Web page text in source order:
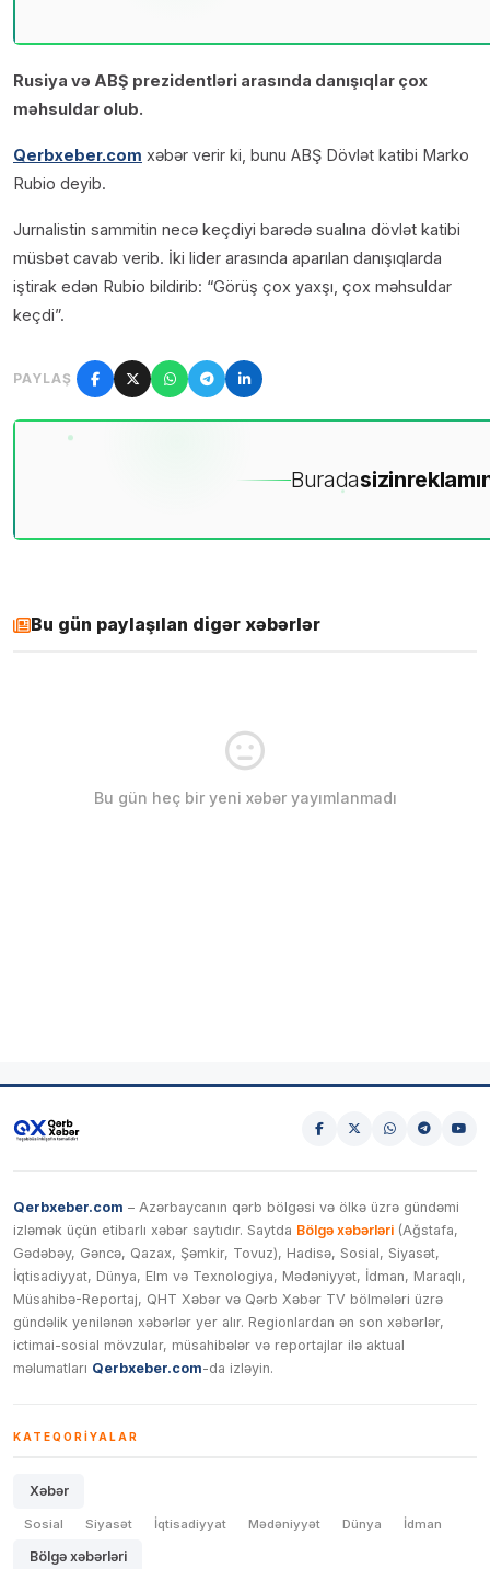
Rusiya və ABŞ prezidentləri arasında danışıqlar çox
məhsuldar olub.
Qerbxeber.com xəbər verir ki, bunu ABŞ Dövlət katibi Marko
Rubio deyib.
Jurnalistin sammitin necə keçdiyi barədə sualına dövlət katibi
müsbət cavab verib. İki lider arasında aparılan danışıqlarda
iştirak edən Rubio bildirib: “Görüş çox yaxşı, çox məhsuldar
keçdi”.
PAYLAŞ
Buradasizin
Bu gün paylaşılan digər xəbərlər
Bu gün heç bir yeni xəbər yayımlanmadı
Qerbxeber.com – Azərbaycanın qərb bölgəsi və ölkə üzrə gündəmi
izləmək üçün etibarlı xəbər saytıdır. Saytda Bölgə xəbərləri (Ağstafa,
Gədəbəy, Gəncə, Qazax, Şəmkir, Tovuz), Hadisə, Sosial, Siyasət,
İqtisadiyyat, Dünya, Elm və Texnologiya, Mədəniyyət, İdman, Maraqlı,
Müsahibə-Reportaj, QHT Xəbər və Qərb Xəbər TV bölmələri üzrə
gündəlik yenilənən xəbərlər yer alır. Regionlardan ən son xəbərlər,
ictimai-sosial mövzular, müsahibələr və reportajlar ilə aktual
məlumatları Qerbxeber.com-da izləyin.
KATEQORIYALAR
Xəbər
Sosial Siyasət İqtisadiyyat Mədəniyyət Dünya İdman
Bölgə xəbərləri